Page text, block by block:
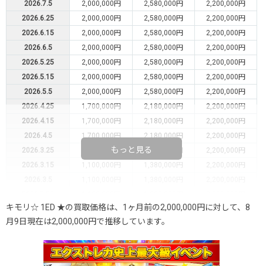
2026.7.5 2,000,000円 2,580,000円
2,200,000円
2026.6.25
2,000,000円 2,580,000円
2,200,000円
2026.6.15
2,000,000円 2,580,000円
2,200,000円
2026.6.5
2,000,000円 2,580,000円
2,200,000円
2026.5.25
2,000,000円 2,580,000円
2,200,000円
2026.5.15
2,000,000円 2,580,000円
2,200,000円
2026.5.5
2,000,000円 2,580,000円
2,200,000円
2026.4.25
1,700,000円 2,180,000円
2,200,000円
2026.4.15
1,700,000円 2,180,000円
2,200,000円
2026.4.5
1,700,000円 2,180,000円
2,200,000円
2026.3.25
1,700,000円 2,180,000円
2,200,000円
2026.3.15
1,100,000円 1,380,000円
2,200,000円
2026.2.15
1,100,000円 1,380,000円
2,200,000円
2026.2.5
1,100,000円 1,380,000円
2026.1.25
1,100,000円 1,380,000円
2,200,000円
2026.1.15
1,100,000円 1,380,000円
2,200,000円
もっと見る
キモリ☆ 1ED ★の買取価格は、1ヶ月前の2,000,000円に対して、8
月9日現在は2,000,000円で推移しています。